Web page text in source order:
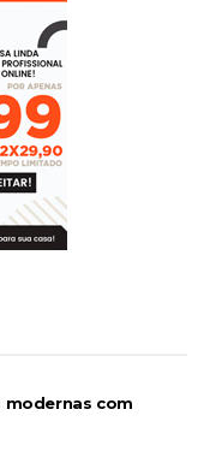
modernas com